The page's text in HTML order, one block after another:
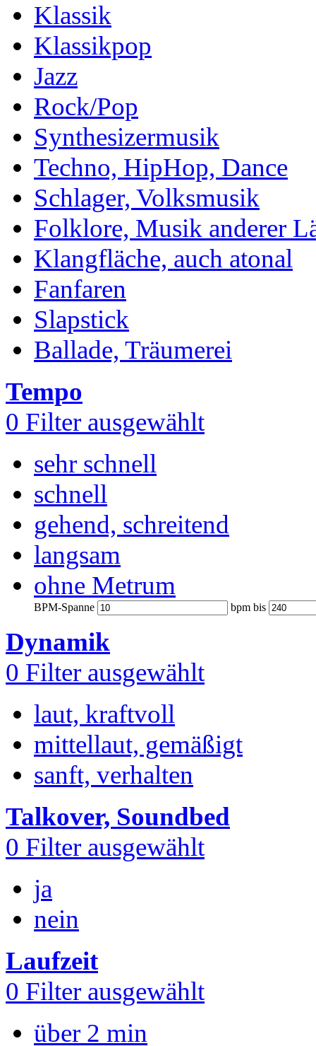
Klassik
Klassikpop
Jazz
Rock/Pop
Synthesizermusik
Techno, HipHop, Dance
Schlager, Volksmusik
Folklore, Musik anderer
Klangfläche, auch atonal
Fanfaren
Slapstick
Ballade, Träumerei
Tempo
0 Filter ausgewählt
sehr schnell
schnell
gehend, schreitend
langsam
ohne Metrum
BPM-Spanne bpm bis
Dynamik
0 Filter ausgewählt
laut, kraftvoll
mittellaut, gemäßigt
sanft, verhalten
Talkover, Soundbed
0 Filter ausgewählt
ja
nein
Laufzeit
0 Filter ausgewählt
über 2 min